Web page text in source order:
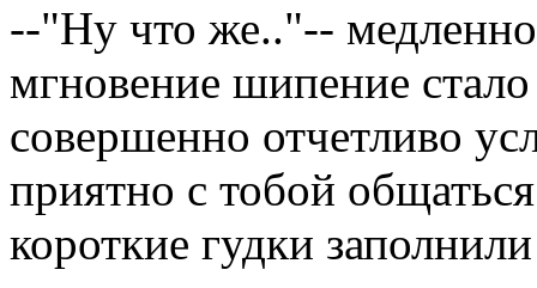
--"Ну что же.."--
мгновение шипение
совершенно отчетливо
приятно с тобой
короткие гудки